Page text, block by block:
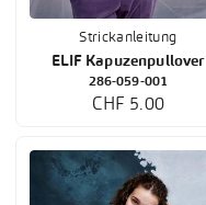
Strickanleitung
ELIF Kapuzenpullover
286-059-001
CHF 5.00